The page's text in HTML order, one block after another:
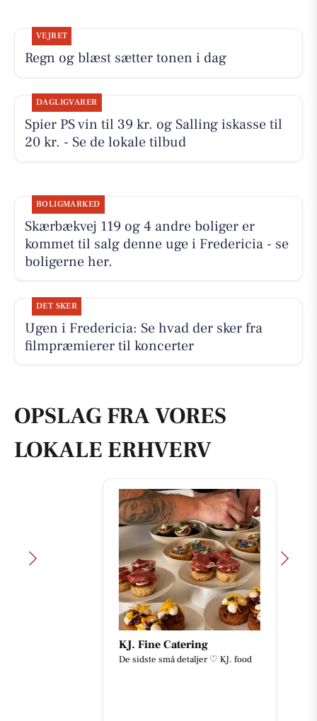
VEJRET
Regn og blæst sætter tonen i dag
DAGLIGVARER
Spier PS vin til 39 kr. og Salling iskasse til
20 kr. - Se de lokale tilbud
BOLIGMARKED
Skærbækvej 119 og 4 andre boliger er
kommet til salg denne uge i Fredericia - se
boligerne her.
DET SKER
Ugen i Fredericia: Se hvad der sker fra
filmpræmierer til koncerter
OPSLAG FRA VORES
LOKALE ERHVERV
KJ. Fine Catering
De sidste små detaljer ♡ KJ. food